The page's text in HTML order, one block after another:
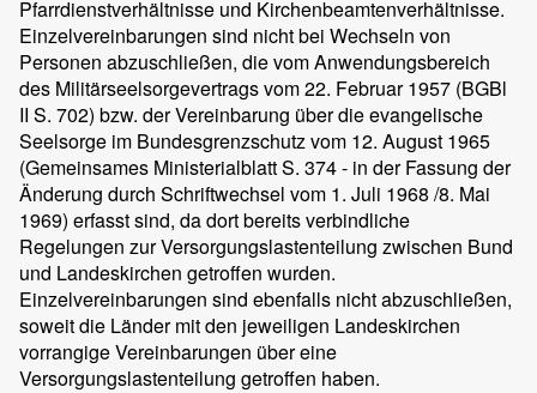
Pfarrdienstverhältnisse und Kirchenbeamtenverhältnisse.
Einzelvereinbarungen sind nicht bei Wechseln von
Personen abzuschließen, die vom Anwendungsbereich
des Militärseelsorgevertrags vom 22. Februar 1957 (BGBl
II S. 702) bzw. der Vereinbarung über die evangelische
Seelsorge im Bundesgrenzschutz vom 12. August 1965
(Gemeinsames Ministerialblatt S. 374 - in der Fassung der
Änderung durch Schriftwechsel vom 1. Juli 1968 /8. Mai
1969) erfasst sind, da dort bereits verbindliche
Regelungen zur Versorgungslastenteilung zwischen Bund
und Landeskirchen getroffen wurden.
Einzelvereinbarungen sind ebenfalls nicht abzuschließen,
soweit die Länder mit den jeweiligen Landeskirchen
vorrangige Vereinbarungen über eine
Versorgungslastenteilung getroffen haben.